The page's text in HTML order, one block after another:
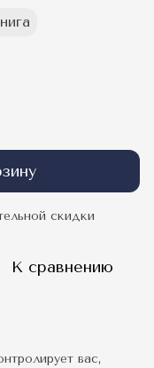
скидки
К сравнению
вас,